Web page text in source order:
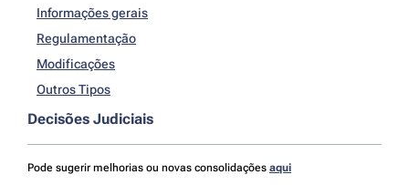
Informações gerais
Regulamentação
Modificações
Outros Tipos
Decisões Judiciais
Pode sugerir melhorias ou novas consolidações aqui